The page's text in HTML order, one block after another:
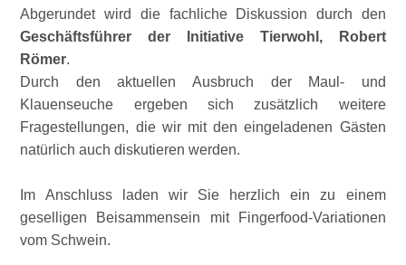
Abgerundet wird die fachliche Diskussion durch den
Geschäftsführer der Initiative Tierwohl, Robert
Römer.
Durch den aktuellen Ausbruch der Maul- und
Klauenseuche ergeben sich zusätzlich weitere
Fragestellungen, die wir mit den eingeladenen Gästen
natürlich auch diskutieren werden.
Im Anschluss laden wir Sie herzlich ein zu einem
geselligen Beisammensein mit Fingerfood-Variationen
vom Schwein.